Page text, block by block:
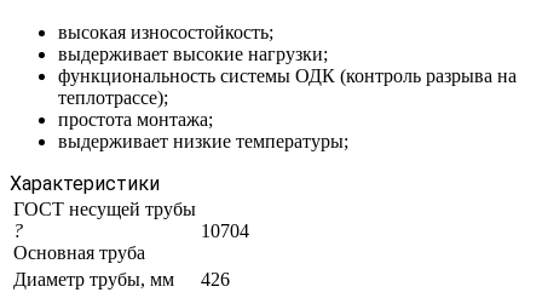
высокая износостойкость;
выдерживает высокие нагрузки;
функциональность системы ОДК (контроль разрыва на
теплотрассе);
простота монтажа;
выдерживает низкие температуры;
Характеристики
ГОСТ несущей трубы
?
Основная труба
10704
Диаметр трубы, мм
426